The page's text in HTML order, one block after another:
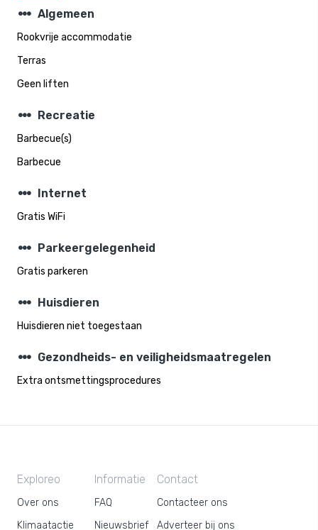
steppers Algemeen
Rookvrije accommodatie
Terras
Geen liften
steppers Recreatie
Barbecue(s)
Barbecue
steppers Internet
Gratis WiFi
steppers Parkeergelegenheid
Gratis parkeren
steppers Huisdieren
Huisdieren niet toegestaan
steppers Gezondheids- en veiligheidsmaatregelen
Extra ontsmettingsprocedures
Exploreo
Over ons
Klimaatactie
Informatie
FAQ
Nieuwsbrief
Contact
Contacteer ons
Adverteer bij ons